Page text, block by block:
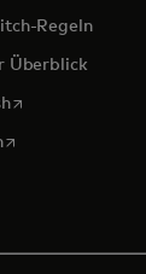
Regeln
Überblick
wird in einer
wird in einer